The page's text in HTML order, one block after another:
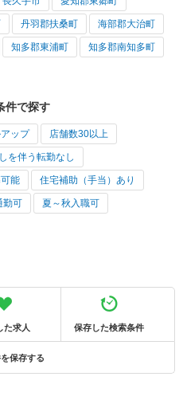
丹羽郡扶桑町 海部郡大治町
知多郡東浦町 知多郡南知多町
件で探す
ップ 店舗数30以上
を伴う転勤なし
能 住宅補助（手当）あり
勤可 夏～秋入職可
た求人 保存した検索条件
保存する